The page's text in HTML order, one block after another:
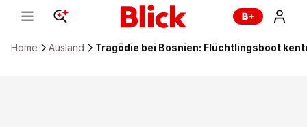
Home Ausland Tragödie bei Bosnien: Flüchtlingsboot